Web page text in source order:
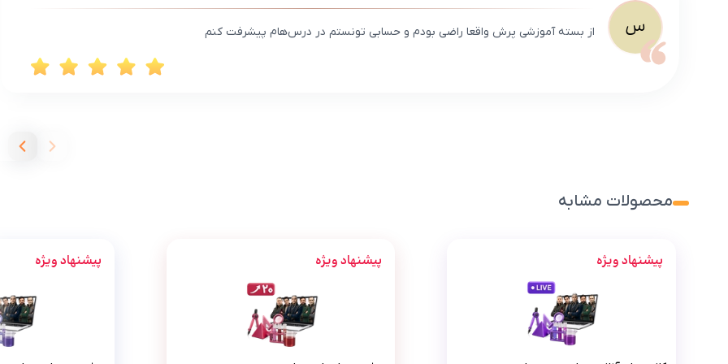
س از بسته آموزشی پرش واقعا راضی بودم و حسابی تونستم در درس‎‌هام پیشرفت کنم
محصولات مشابه
پیشنهاد ویژه پیشنهاد ویژه پیشنهاد ویژه